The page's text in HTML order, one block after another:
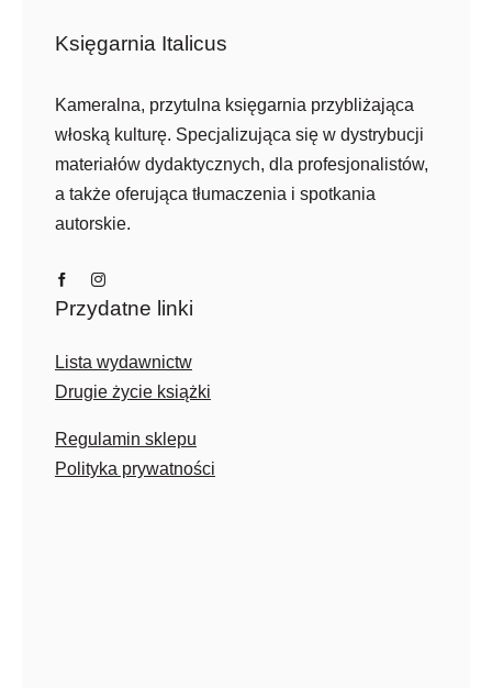
Księgarnia Italicus
Kameralna, przytulna księgarnia przybliżająca
włoską kulturę. Specjalizująca się w dystrybucji
materiałów dydaktycznych, dla profesjonalistów,
a także oferująca tłumaczenia i spotkania
autorskie.
Przydatne linki
Lista wydawnictw
Drugie życie książki
Regulamin sklepu
Polityka prywatności